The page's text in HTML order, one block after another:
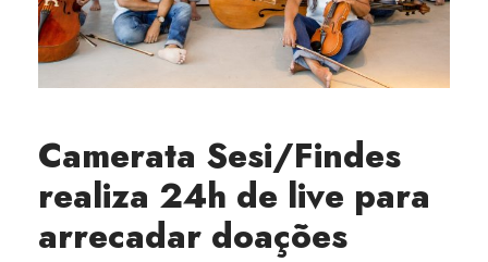
Camerata Sesi/Findes
realiza 24h de live para
arrecadar doações